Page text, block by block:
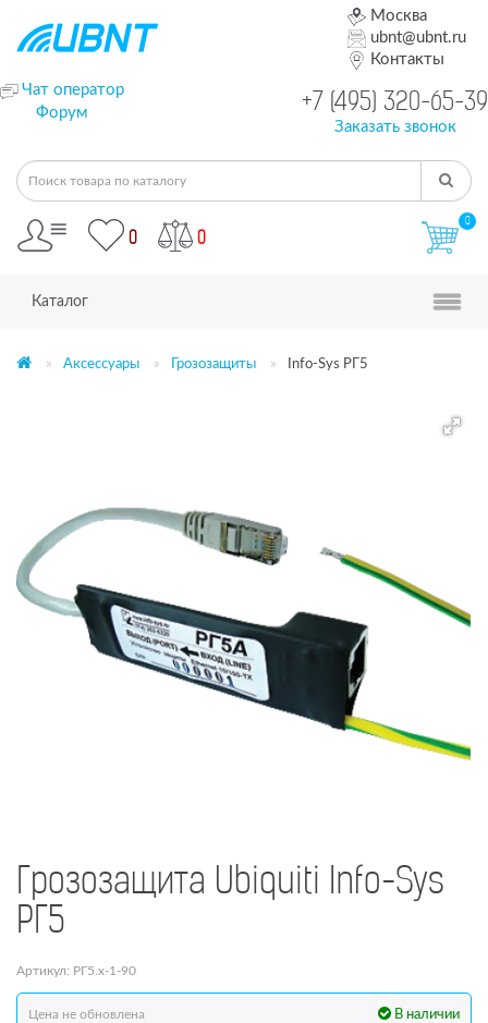
Москва
ubnt@ubnt.ru
Контакты
Чат оператор
Форум
+7 (495) 320-65-39
Заказать звонок
0 0
0
Каталог
Аксессуары Грозозащиты Info-Sys РГ5
Грозозащита Ubiquiti Info-Sys
РГ5
Артикул: РГ5.х-1-90
В наличии
Цена не обновлена